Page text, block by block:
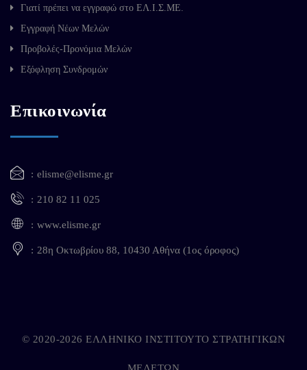
Γιατί πρέπει να εγγραφώ στο ΕΛ.Ι.Σ.ΜΕ.
Εγγραφή Νέων Μελών
Προβολές-Προνόμια Μελών
Εξόφληση Συνδρομών
Επικοινωνία
elisme@elisme.gr
210 82 11 025
www.elisme.gr
28η Οκτωβρίου 88, 10430 Αθήνα (1ος όροφος)
© 2020-2026 ΕΛΛΗΝΙΚΟ ΙΝΣΤΙΤΟΥΤΟ ΣΤΡΑΤΗΓΙΚΩΝ